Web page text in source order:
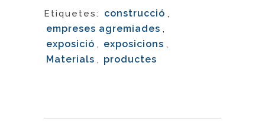
Etiquetes: construcció ,
empreses agremiades ,
exposició , exposicions ,
Materials , productes